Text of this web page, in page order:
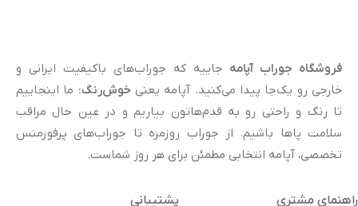
فروشگاه جوراب آپامه جاییه که جوراب‌های باکیفیت ایرانی و
خارجی رو یک‌جا پیدا می‌کنید. آپامه یعنی خوش‌رنگ؛ ما اینجاییم
تا رنگ و راحتی رو به قدم‌هاتون بیاریم و در عین حال مراقب
سلامت پاها باشیم. از جوراب روزمره تا جوراب‌های پرفورمنس
تخصصی، آپامه انتخابی مطمئن برای هر روز شماست.
راهنمای مشتری
پشتیبانی